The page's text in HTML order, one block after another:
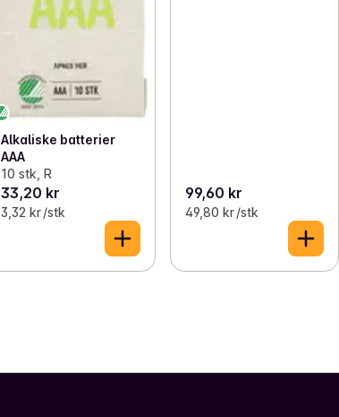
Alkaliske batterier
AAA
10 stk, R
33,20 kr
3,32 kr /stk
99,60 kr
49,80 kr /stk